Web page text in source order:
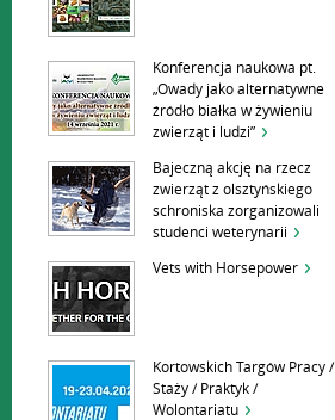
Konferencja naukowa pt.
„Owady jako alternatywne
źródło białka w żywieniu
zwierząt i ludzi”
Bajeczną akcję na rzecz
zwierząt z olsztyńskiego
schroniska zorganizowali
studenci weterynarii
Vets with Horsepower
Kortowskich Targów Pracy /
Staży / Praktyk /
Wolontariatu